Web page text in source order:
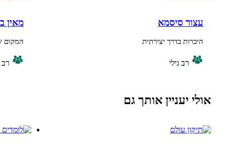
סיסמא
בדרך יצירתית
מאין באתי
המקום שלי בארץ
אותך גם